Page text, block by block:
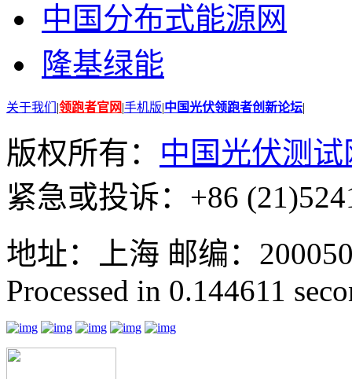
中国分布式能源网
隆基绿能
关于我们 |领跑者官网|手机版|中国光伏领跑者创新论坛|
版权所有： 中国光伏测试
紧急或投诉：+86
地址：上海 邮编：
Processed in 0.144611